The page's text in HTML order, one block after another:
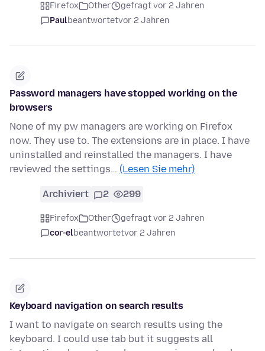
Firefox Other
gefragt vor 2 Jahren
Paulbeantwortetvor 2 Jahren
Password managers have stopped working on the
browsers
None of my pw managers are working on Firefox
now. They use to. The extensions are in place. I have
uninstalled and reinstalled the managers. I have
reviewed the settings… (Lesen Sie mehr)
Archiviert 2 299
Firefox Other
gefragt vor 2 Jahren
cor-elbeantwortetvor 2 Jahren
Keyboard navigation on search results
I want to navigate on search results using the
keyboard. I could use tab but it suggests all